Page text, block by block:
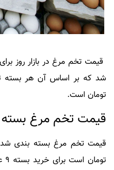
تومان است.
قیمت تخم مرغ بسته